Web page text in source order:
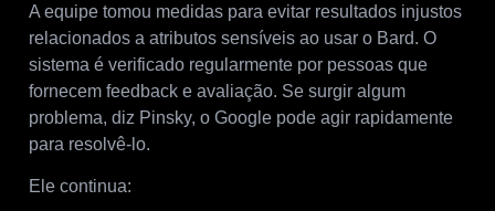
A equipe tomou medidas para evitar resultados injustos
relacionados a atributos sensíveis ao usar o Bard. O
sistema é verificado regularmente por pessoas que
fornecem feedback e avaliação. Se surgir algum
problema, diz Pinsky, o Google pode agir rapidamente
para resolvê-lo.
Ele continua: